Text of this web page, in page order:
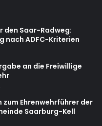
den Saar-Radweg:
nach ADFC-Kriterien
an die Freiwillige
zum Ehrenwehrführer der
Saarburg-Kell